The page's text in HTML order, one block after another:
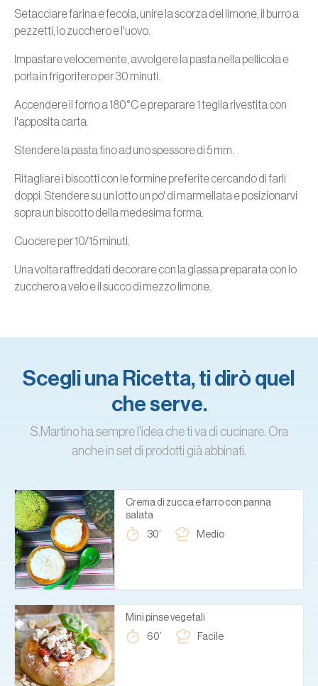
Setacciare farina e fecola, unire la scorza del limone, il burro a
pezzetti, lo zucchero e l'uovo.
Impastare velocemente, avvolgere la pasta nella pellicola e
porla in frigorifero per 30 minuti.
Accendere il forno a 180°C e preparare 1 teglia rivestita con
l'apposita carta.
Stendere la pasta fino ad uno spessore di 5 mm.
Ritagliare i biscotti con le formine preferite cercando di farli
doppi. Stendere su un lotto un po' di marmellata e posizionarvi
sopra un biscotto della medesima forma.
Cuocere per 10/15 minuti.
Una volta raffreddati decorare con la glassa preparata con lo
zucchero a velo e il succo di mezzo limone.
Scegli una Ricetta, ti dirò quel
che serve.
S.Martino ha sempre l'idea che ti va di cucinare. Ora
anche in set di prodotti già abbinati.
Crema di zucca e farro con panna
salata
30’
Medio
Mini pinse vegetali
60’
Facile